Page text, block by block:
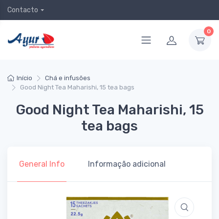
Contacto
0
Início
Chá e infusões
Good Night Tea Maharishi, 15 tea bags
Good Night Tea Maharishi, 15
tea bags
General Info Informação adicional